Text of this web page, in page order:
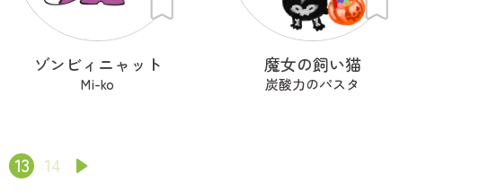
ゾンビィニャット
Mi-ko
魔女の飼い猫
炭酸力のパスタ
13 14